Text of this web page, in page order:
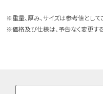
ケース素材 ス
三
※重量、厚み、サイズは参考値として
※価格及び仕様は、予告なく変更す